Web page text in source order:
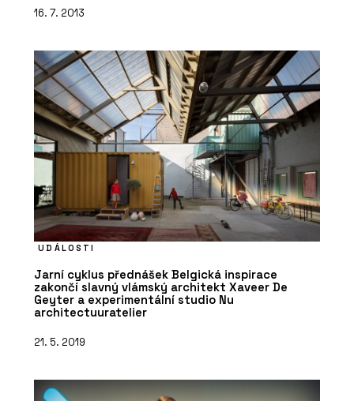
16. 7. 2013
UDÁLOSTI
Jarní cyklus přednášek Belgická inspirace
zakončí slavný vlámský architekt Xaveer De
Geyter a experimentální studio Nu
architectuuratelier
21. 5. 2019